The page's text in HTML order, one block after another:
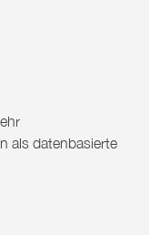
als datenbasierte